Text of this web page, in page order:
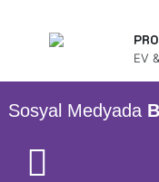
EV
Sosyal Medyada